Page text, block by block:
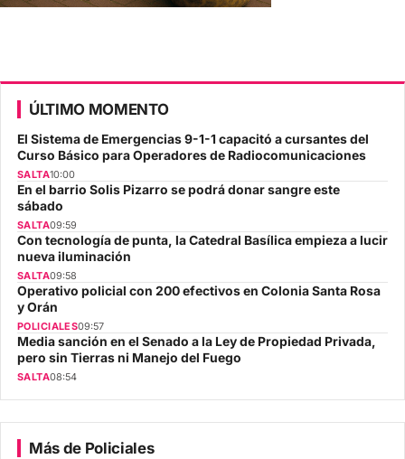
ÚLTIMO MOMENTO
El Sistema de Emergencias 9-1-1 capacitó a cursantes del
Curso Básico para Operadores de Radiocomunicaciones
SALTA10:00
En el barrio Solis Pizarro se podrá donar sangre este
sábado
SALTA09:59
Con tecnología de punta, la Catedral Basílica empieza a lucir
nueva iluminación
SALTA09:58
Operativo policial con 200 efectivos en Colonia Santa Rosa
y Orán
POLICIALES09:57
Media sanción en el Senado a la Ley de Propiedad Privada,
pero sin Tierras ni Manejo del Fuego
SALTA08:54
Más de Policiales